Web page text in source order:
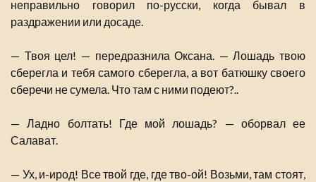
неправильно говорил по-русски, когда бывал в
раздражении или досаде.
— Твоя цел! — передразнила Оксана. — Лошадь твою
сберегла и тебя самого сберегла, а вот батюшку своего
сберечи не сумела. Что там с ними подеют?..
— Ладно болтать! Где мой лошадь? — оборвал ее
Салават.
— Ух, и-ирод! Все твой где, где тво-ой! Возьми, там стоят,